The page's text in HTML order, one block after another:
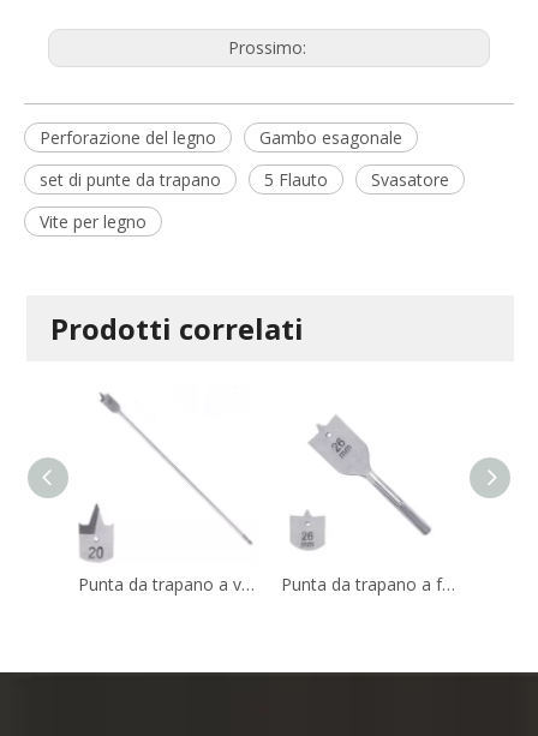
Prossimo:
Perforazione del legno
Gambo esagonale
set di punte da trapano
5 Flauto
Svasatore
Vite per legno
Prodotti correlati
Punta da trapano a vanga piatta per legno a tre punte con gambo esagonale extra lunga a cambio rapido con scanalatura di taglio per legno Punta da trapano a forcella piatta per legno tozza di lunghezza corta con codolo esagonale per la perforazione di spazi ristretti